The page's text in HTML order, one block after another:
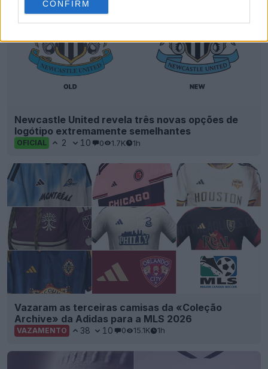
CONFIRM
Newcastle United revela três novas opções de
logótipo extremamente semelhantes
OFICIAL 2 10 0 1.7K 1h
Vazaram as terceiras camisas da «Coleção
Archive» da Adidas para a MLS 2026
VAZAMENTO 38 10 0 15.1K 1h